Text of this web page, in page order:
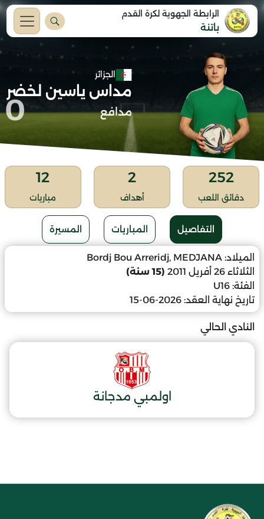
الرابطة الجهوية لكرة القدم
باتنة
الجزائر
مداس ياسين لخضر
مدافع 0
252
دقائق اللعب
2
أهداف
12
مباريات
التفاصيل المباريات المسيرة
الميلاد: Bordj Bou Arreridj, MEDJANA
الثلاثاء 26 أفريل 2011
(15 سنة)
الفئة: U16
تاريخ نهاية العقد: 2026-06-15
النادي الحالي
اولمبي مدجانة